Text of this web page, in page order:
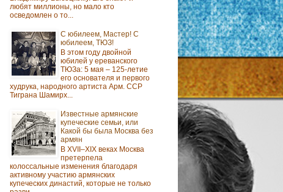
любят миллионы, но мало кто
осведомлен о то...
С юбилеем, Мастер! С
юбилеем, ТЮЗ!
В этом году двойной
юбилей у ереванского
ТЮЗа: 5 мая – 125-летие
его основателя и первого
худрука, народного артиста Арм. ССР
Тиграна Шамирх...
Известные армянские
купеческие семьи, или
Какой бы была Москва без
армян
В XVII–XIX веках Москва
претерпела
колоссальные изменения благодаря
активному участию армянских
купеческих династий, которые не только